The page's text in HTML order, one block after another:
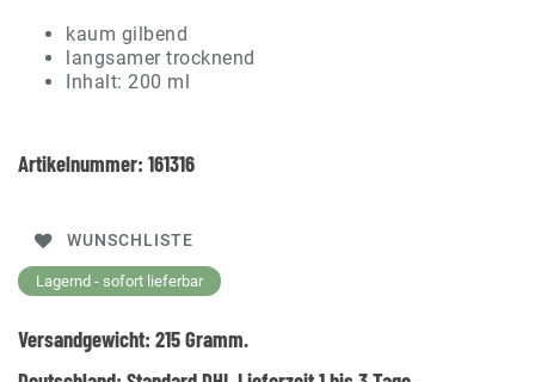
kaum gilbend
langsamer trocknend
Inhalt: 200 ml
Artikelnummer: 161316
WUNSCHLISTE
Lagernd - sofort lieferbar
Versandgewicht: 215Gramm.